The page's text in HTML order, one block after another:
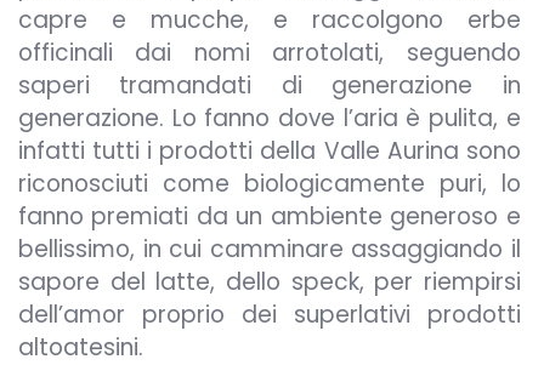
capre e mucche, e raccolgono erbe
officinali dai nomi arrotolati, seguendo
saperi tramandati di generazione in
generazione. Lo fanno dove l’aria è pulita, e
infatti tutti i prodotti della Valle Aurina sono
riconosciuti come biologicamente puri, lo
fanno premiati da un ambiente generoso e
bellissimo, in cui camminare assaggiando il
sapore del latte, dello speck, per riempirsi
dell’amor proprio dei superlativi prodotti
altoatesini.